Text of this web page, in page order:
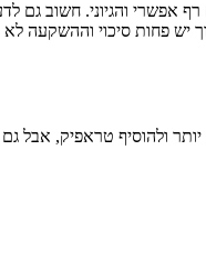
והגיוני. חשוב גם
פחות סיכוי וההשקעה
ולהוסיף טראפיק, אבל